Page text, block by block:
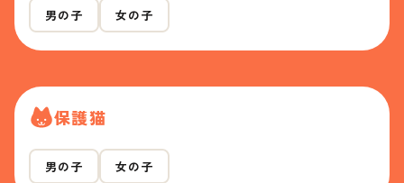
男の子 女の子
保護猫
男の子 女の子